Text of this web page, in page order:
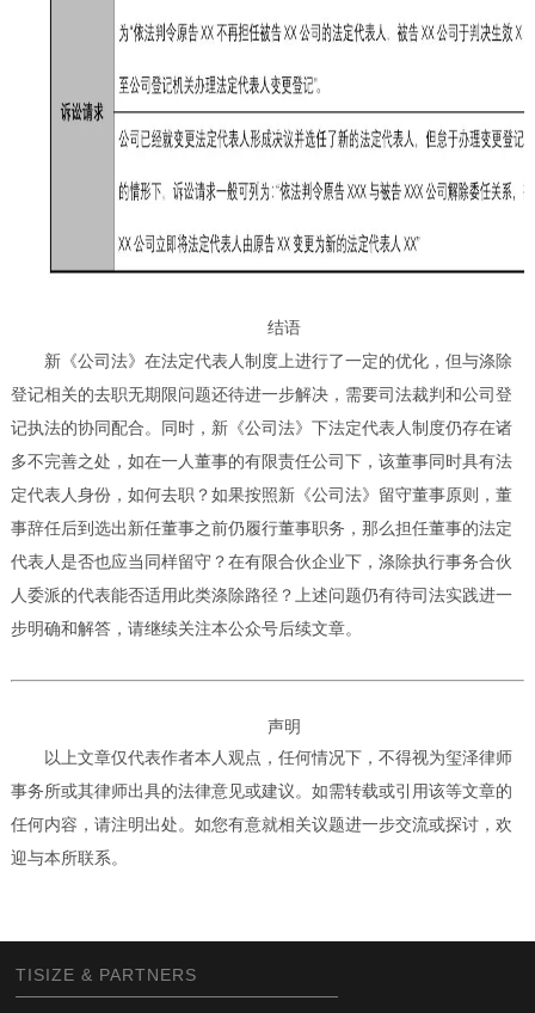
结语
新《公司法》在法定代表人制度上进行了一定的优化，但与涤除
登记相关的去职无期限问题还待进一步解决，需要司法裁判和公司登
记执法的协同配合。同时，新《公司法》下法定代表人制度仍存在诸
多不完善之处，如在一人董事的有限责任公司下，该董事同时具有法
定代表人身份，如何去职？如果按照新《公司法》留守董事原则，董
事辞任后到选出新任董事之前仍履行董事职务，那么担任董事的法定
代表人是否也应当同样留守？在有限合伙企业下，涤除执行事务合伙
人委派的代表能否适用此类涤除路径？上述问题仍有待司法实践进一
步明确和解答，请继续关注本公众号后续文章。
声明
以上文章仅代表作者本人观点，任何情况下，不得视为玺泽律师
事务所或其律师出具的法律意见或建议。如需转载或引用该等文章的
任何内容，请注明出处。如您有意就相关议题进一步交流或探讨，欢
迎与本所联系。
TISIZE & PARTNERS